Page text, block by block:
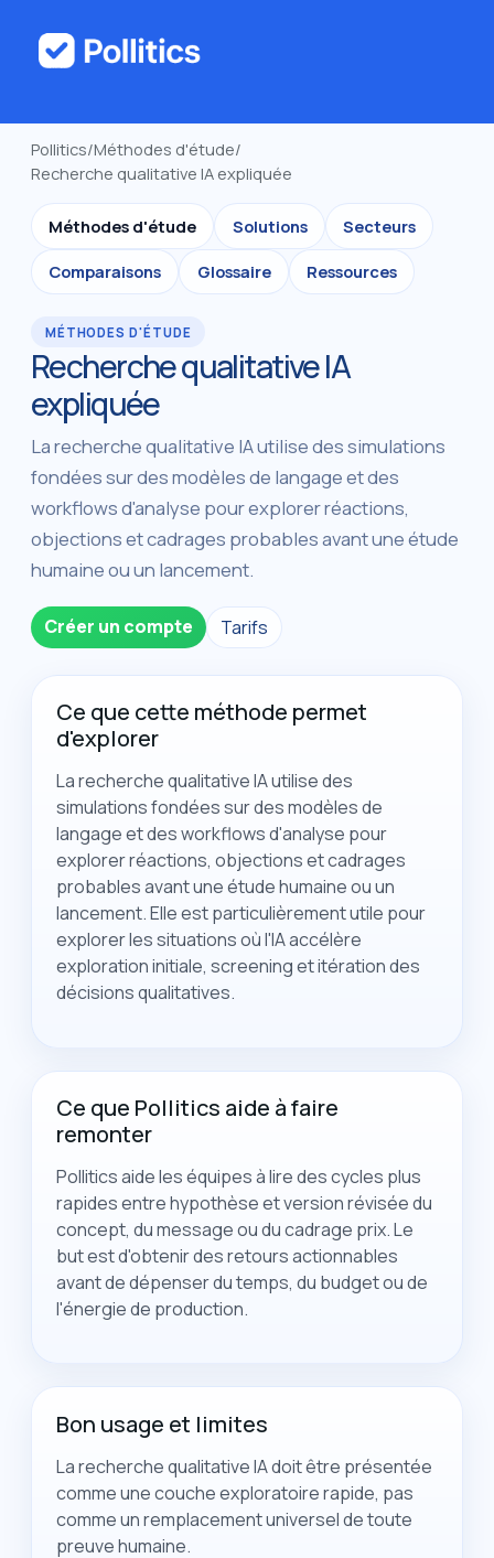
Pollitics/Méthodes d'étude/
Recherche qualitative IA expliquée
Méthodes d'étude Solutions Secteurs
Comparaisons Glossaire Ressources
MÉTHODES D'ÉTUDE
Recherche qualitative IA
expliquée
La recherche qualitative IA utilise des simulations
fondées sur des modèles de langage et des
workflows d'analyse pour explorer réactions,
objections et cadrages probables avant une étude
humaine ou un lancement.
Créer un compte Tarifs
Ce que cette méthode permet
d'explorer
La recherche qualitative IA utilise des
simulations fondées sur des modèles de
langage et des workflows d'analyse pour
explorer réactions, objections et cadrages
probables avant une étude humaine ou un
lancement. Elle est particulièrement utile pour
explorer les situations où l'IA accélère
exploration initiale, screening et itération des
décisions qualitatives.
Ce que Pollitics aide à faire
remonter
Pollitics aide les équipes à lire des cycles plus
rapides entre hypothèse et version révisée du
concept, du message ou du cadrage prix. Le
but est d'obtenir des retours actionnables
avant de dépenser du temps, du budget ou de
l'énergie de production.
Bon usage et limites
La recherche qualitative IA doit être présentée
comme une couche exploratoire rapide, pas
comme un remplacement universel de toute
preuve humaine.